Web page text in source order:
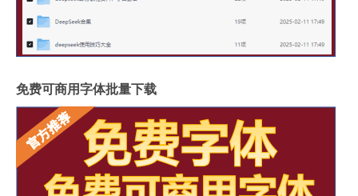
免费可商用字体批量下载